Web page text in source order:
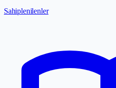
Sahiplenilenler